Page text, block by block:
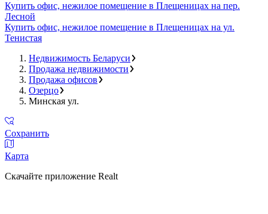
Купить офис, нежилое помещение в Плещеницах на пер.
Лесной
Купить офис, нежилое помещение в Плещеницах на ул.
Тенистая
Недвижимость Беларуси
Продажа недвижимости
Продажа офисов
Озерцо
Минская ул.
Сохранить
Карта
Скачайте приложение Realt